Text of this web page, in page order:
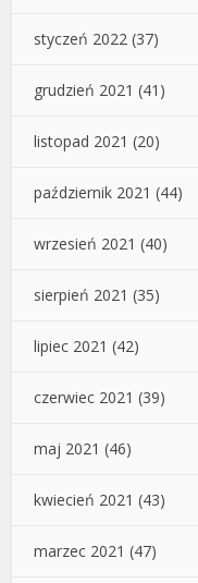
styczeń 2022 (37)
grudzień 2021 (41)
listopad 2021 (20)
październik 2021 (44)
wrzesień 2021 (40)
sierpień 2021 (35)
lipiec 2021 (42)
czerwiec 2021 (39)
maj 2021 (46)
kwiecień 2021 (43)
marzec 2021 (47)